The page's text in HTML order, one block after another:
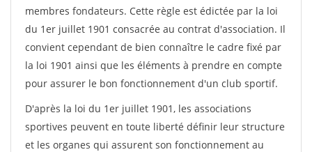
membres fondateurs. Cette règle est édictée par la loi
du 1er juillet 1901 consacrée au contrat d'association. Il
convient cependant de bien connaître le cadre fixé par
la loi 1901 ainsi que les éléments à prendre en compte
pour assurer le bon fonctionnement d'un club sportif.
D'après la loi du 1er juillet 1901, les associations
sportives peuvent en toute liberté définir leur structure
et les organes qui assurent son fonctionnement au